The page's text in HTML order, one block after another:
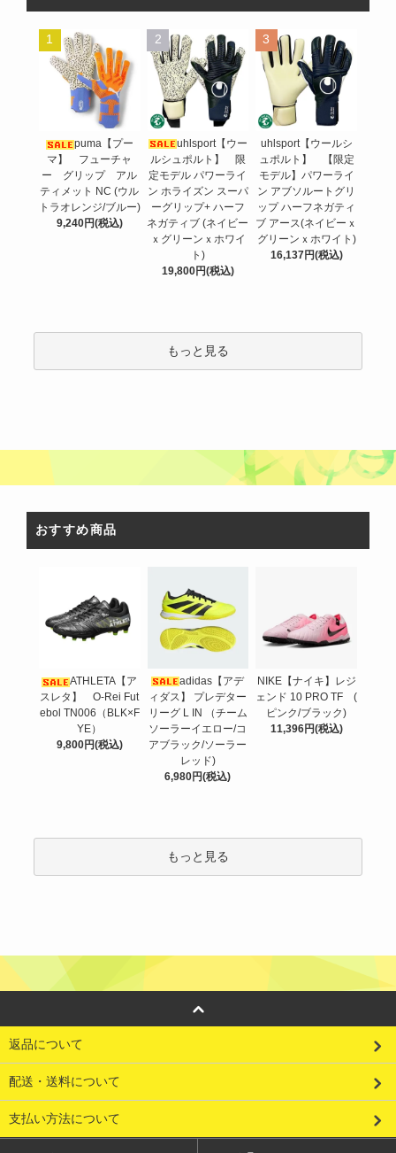
1
puma【プー
マ】 フューチャ
ー グリップ アル
ティメット NC (ウル
トラオレンジ/ブルー)
9,240円(税込)
2
uhlsport【ウー
ルシュポルト】 限
定モデル パワーライ
ン ホライズン スーパ
ーグリップ+ ハーフ
ネガティブ (ネイビー
ｘグリーンｘホワイ
ト)
19,800円(税込)
3
uhlsport【ウールシ
ュポルト】 【限定
モデル】パワーライ
ン アブソルートグリ
ップ ハーフネガティ
ブ アース(ネイビーｘ
グリーンｘホワイト)
16,137円(税込)
もっと見る
おすすめ商品
ATHLETA【ア
スレタ】 O-Rei Fut
ebol TN006（BLK×F
YE）
9,800円(税込)
adidas【アデ
ィダス】 プレデター
リーグ L IN （チーム
ソーラーイエロー/コ
アブラック/ソーラー
レッド)
6,980円(税込)
NIKE【ナイキ】レジ
ェンド 10 PRO TF (
ピンク/ブラック)
11,396円(税込)
もっと見る
返品について
配送・送料について
支払い方法について